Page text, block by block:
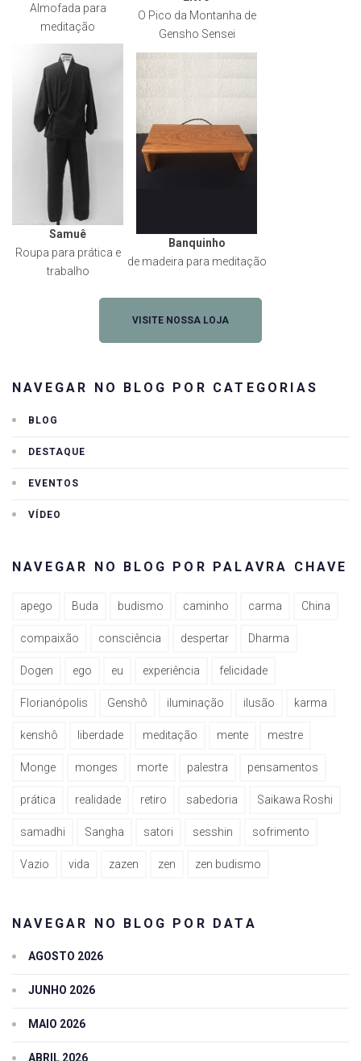
Almofada para
meditação
O Pico da Montanha de
Gensho Sensei
Samuê
Roupa para prática e
trabalho
Banquinho
de madeira para meditação
VISITE NOSSA LOJA
NAVEGAR NO BLOG POR CATEGORIAS
BLOG
DESTAQUE
EVENTOS
VÍDEO
NAVEGAR NO BLOG POR PALAVRA CHAVE
apego Buda budismo caminho carma China
compaixão consciência despertar Dharma
Dogen ego eu experiência felicidade
Florianópolis Genshô iluminação ilusão karma
kenshô liberdade meditação mente mestre
Monge monges morte palestra pensamentos
prática realidade retiro sabedoria Saikawa Roshi
samadhi Sangha satori sesshin sofrimento
Vazio vida zazen zen zen budismo
NAVEGAR NO BLOG POR DATA
AGOSTO 2026
JUNHO 2026
MAIO 2026
ABRIL 2026